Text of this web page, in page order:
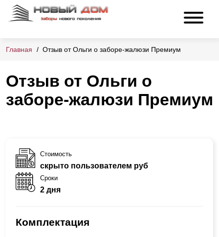
Главная Отзыв от Ольги о заборе-жалюзи Премиум
Отзыв от Ольги о
заборе-жалюзи Премиум
Стоимость
скрыто пользователем руб
Сроки
2 дня
Комплектация